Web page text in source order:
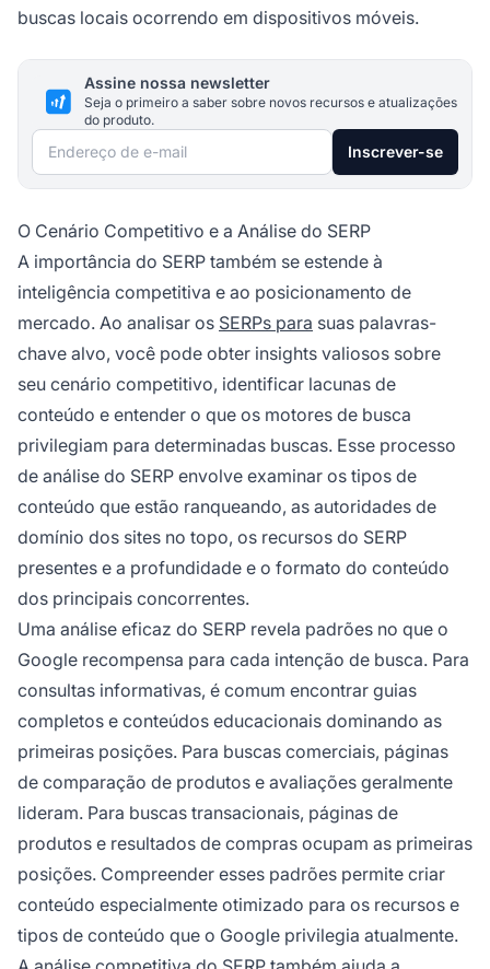
buscas locais ocorrendo em dispositivos móveis.
Assine nossa newsletter
Seja o primeiro a saber sobre novos recursos e atualizações
do produto.
Endereço de e-mail Inscrever-se
O Cenário Competitivo e a Análise do SERP
A importância do SERP também se estende à
inteligência competitiva e ao posicionamento de
mercado. Ao analisar os SERPs para suas palavras-
chave alvo, você pode obter insights valiosos sobre
seu cenário competitivo, identificar lacunas de
conteúdo e entender o que os motores de busca
privilegiam para determinadas buscas. Esse processo
de análise do SERP envolve examinar os tipos de
conteúdo que estão ranqueando, as autoridades de
domínio dos sites no topo, os recursos do SERP
presentes e a profundidade e o formato do conteúdo
dos principais concorrentes.
Uma análise eficaz do SERP revela padrões no que o
Google recompensa para cada intenção de busca. Para
consultas informativas, é comum encontrar guias
completos e conteúdos educacionais dominando as
primeiras posições. Para buscas comerciais, páginas
de comparação de produtos e avaliações geralmente
lideram. Para buscas transacionais, páginas de
produtos e resultados de compras ocupam as primeiras
posições. Compreender esses padrões permite criar
conteúdo especialmente otimizado para os recursos e
tipos de conteúdo que o Google privilegia atualmente.